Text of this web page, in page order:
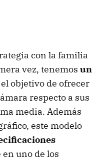
con la familia
vez, tenemos un
objetivo de ofrecer
respecto a sus
media. Además
este modelo
uno de los